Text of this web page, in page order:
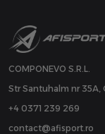
COMPONEVO S.R.L.
Str Santuhalm nr 35A,
+4 0371 239 269
contact@afisport.ro